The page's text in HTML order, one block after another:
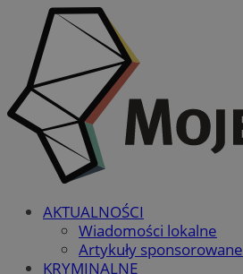
AKTUALNOŚCI
Wiadomości lokalne
Artykuły sponsorowane
KRYMINALNE